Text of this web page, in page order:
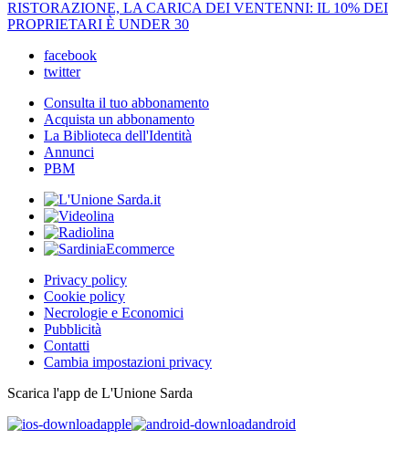
RISTORAZIONE, LA CARICA DEI VENTENNI: IL 10% DEI
PROPRIETARI È UNDER 30
facebook
twitter
Consulta il tuo abbonamento
Acquista un abbonamento
La Biblioteca dell'Identità
Annunci
PBM
Privacy policy
Cookie policy
Necrologie e Economici
Pubblicità
Contatti
Cambia impostazioni privacy
Scarica l'app de L'Unione Sarda
apple
android